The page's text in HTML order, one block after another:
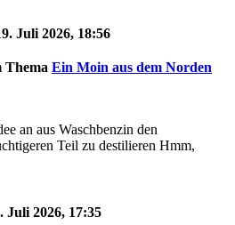
Juli 2026, 18:56
Thema Ein Moin aus dem Norden
an aus Waschbenzin den
Teil zu destilieren Hmm,
Juli 2026, 17:35